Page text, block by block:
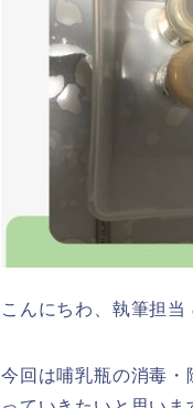
こんにちわ、執筆担
今回は哺乳瓶の消毒